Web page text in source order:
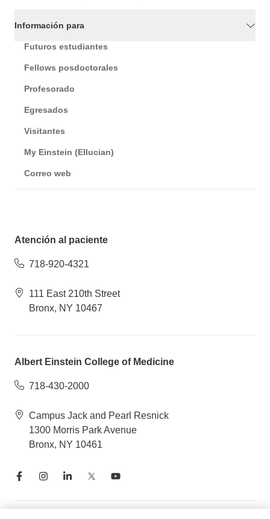
Información para
Futuros estudiantes
Fellows posdoctorales
Profesorado
Egresados
Visitantes
My Einstein (Ellucian)
Correo web
Atención al paciente
718-920-4321
111 East 210th Street
Bronx, NY 10467
Albert Einstein College of Medicine
718-430-2000
Campus Jack and Pearl Resnick
1300 Morris Park Avenue
Bronx, NY 10461